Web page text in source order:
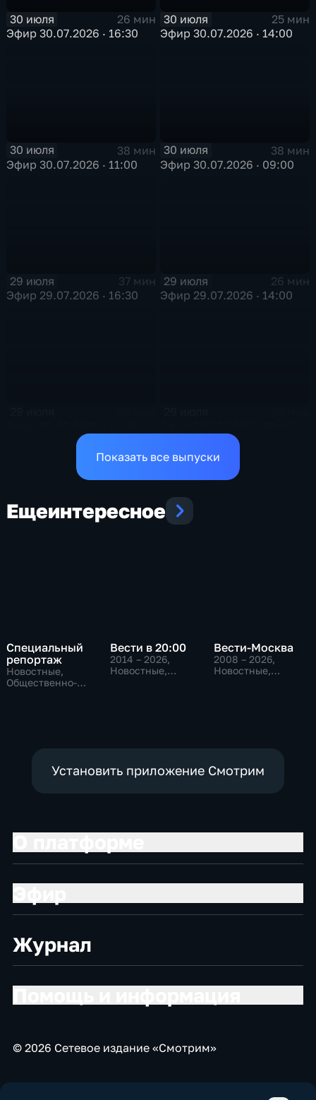
30 июля
26 мин
Эфир 30.07.2026 · 16:30
30 июля
25 мин
Эфир 30.07.2026 · 14:00
30 июля
38 мин
Эфир 30.07.2026 · 11:00
30 июля
38 мин
Эфир 30.07.2026 · 09:00
29 июля
37 мин
Эфир 29.07.2026 · 16:30
29 июля
26 мин
Эфир 29.07.2026 · 14:00
Показать все выпуски
Ещеинтересное
Специальный
репортаж
Новостные,
Общественно-
Вести в 20:00
2014 – 2026,
Новостные,
Вести-Москва
2008 – 2026,
Новостные,
Установить приложение Смотрим
Журнал
© 2026 Сетевое издание «Смотрим»